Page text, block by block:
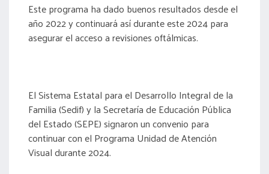
Este programa ha dado buenos resultados desde el
año 2022 y continuará así durante este 2024 para
asegurar el acceso a revisiones oftálmicas.
El Sistema Estatal para el Desarrollo Integral de la
Familia (Sedif) y la Secretaría de Educación Pública
del Estado (SEPE) signaron un convenio para
continuar con el Programa Unidad de Atención
Visual durante 2024.